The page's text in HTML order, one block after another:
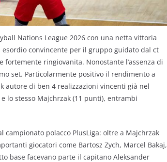
Nations League 2026 con una netta vittoria
esordio convincente per il gruppo guidato dal ct
ringiovanita. Nonostante l’assenza di
set. Particolarmente positivo il rendimento a
autore di ben 4 realizzazioni vincenti già nel
lo stesso Majchrzak (11 punti), entrambi
polacco PlusLiga: oltre a Majchrzak
giocatori come Bartosz Zych, Marcel Bakaj,
base facevano parte il capitano Aleksander